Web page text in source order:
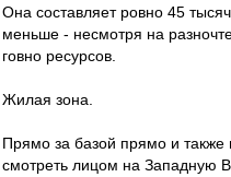
Она составляет ровно 45
меньше - несмотря на
говно ресурсов.
Жилая зона.
Прямо за базой прямо и также
смотреть лицом на Западную